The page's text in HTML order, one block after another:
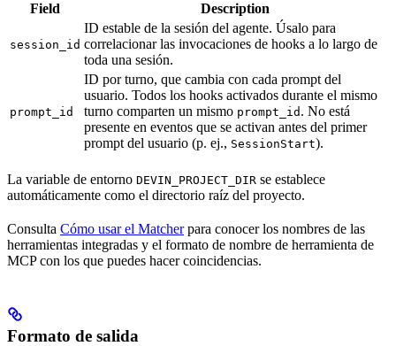
Field Description
session_id
ID estable de la sesión del agente. Úsalo para
correlacionar las invocaciones de hooks a lo largo de
toda una sesión.
prompt_id
ID por turno, que cambia con cada prompt del
usuario. Todos los hooks activados durante el mismo
turno comparten un mismo prompt_id . No está
presente en eventos que se activan antes del primer
prompt del usuario (p. ej., SessionStart).
La variable de entorno DEVIN_PROJECT_DIR se establece
automáticamente como el directorio raíz del proyecto.
Consulta Cómo usar el Matcherpara conocer los nombres de las
herramientas integradas y el formato de nombre de herramienta de
MCP con los que puedes hacer coincidencias.
Formato de salida